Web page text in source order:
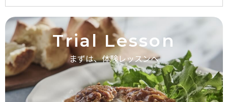
Trial Lesson
まずは、体験レッスンへ